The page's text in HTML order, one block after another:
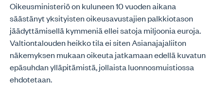
Oikeusministeriö on kuluneen 10 vuoden aikana
säästänyt yksityisten oikeusavustajien palkkiotason
jäädyttämisellä kymmeniä ellei satoja miljoonia euroja.
Valtiontalouden heikko tila ei siten Asianajajaliiton
näkemyksen mukaan oikeuta jatkamaan edellä kuvatun
epäsuhdan ylläpitämistä, jollaista luonnosmuistiossa
ehdotetaan.